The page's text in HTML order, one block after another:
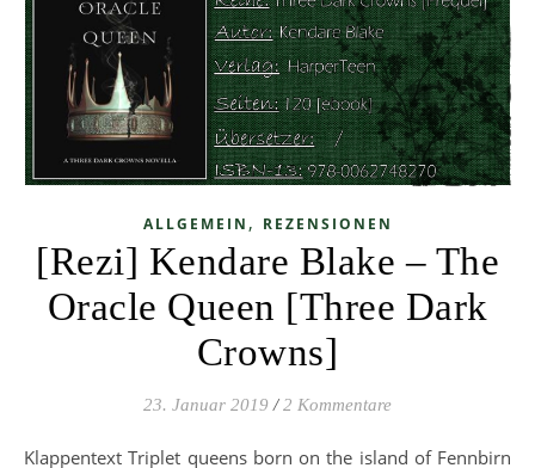
ALLGEMEIN , REZENSIONEN
[Rezi] Kendare Blake – The
Oracle Queen [Three Dark
Crowns]
23. Januar 2019 / 2 Kommentare
Klappentext Triplet queens born on the island of Fennbirn